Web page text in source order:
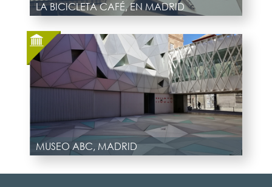
LA BICICLETA CAFÉ, EN MADRID
MUSEO ABC, MADRID